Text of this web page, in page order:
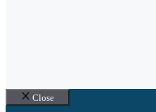
Close